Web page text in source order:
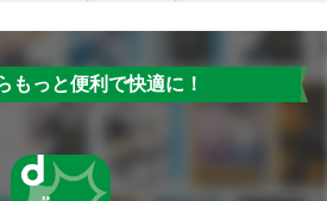
もっと便利で快適に！